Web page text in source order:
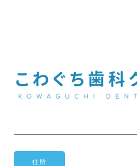
住所